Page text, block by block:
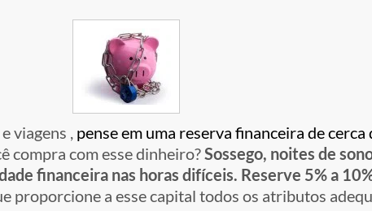
viagens , pense em uma reserva financeira de cerca
compra com esse dinheiro?Sossego, noites de
financeira nas horas difíceis. Reserve 5% a
proporcione a esse capital todos os atributos